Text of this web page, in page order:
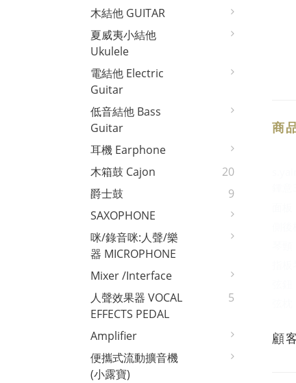
木結他 GUITAR
夏威夷小結他
Ukulele
電結他 Electric
Guitar
低音結他 Bass
Guitar
耳機 Earphone
木箱鼓 Cajon
20
爵士鼓
9
SAXOPHONE
咪/錄音咪:人聲/樂
器 MICROPHONE
Mixer /interface
人聲效果器 VOCAL
EFFECTS PEDAL
5
Amplifier
便攜式流動擴音機
(小露寶)
商
顧